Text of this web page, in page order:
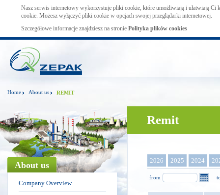
Nasz serwis internetowy wykorzystuje pliki cookie, które umożliwiają i ułatwiają Ci
cookie. Możesz wyłączyć pliki cookie w opcjach swojej przeglądarki internetowej.
Szczegółowe informacje znajdziesz na stronie Polityka plików cookies
Home About us REMIT
About us
Company Overview
Remit
2026 2025 2024
from